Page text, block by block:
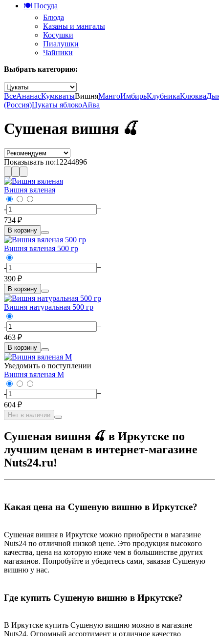
🍽️ Посуда
Блюда
Казаны и мангалы
Косушки
Пиалушки
Чайники
Выбрать категорию:
ВсеАнанасКумкватыВишняМангоИмбирьКлубникаКлюква
(Россия)Цукаты яблокоАйва
Сушеная вишня 🍒
Показывать по:12244896
Вишня вяленая
-
+
734 ₽
В корзину
Вишня вяленая 500 гр
-
+
390 ₽
В корзину
Вишня натуральная 500 гр
-
+
463 ₽
В корзину
Уведомить о поступлении
Вишня вяленая М
-
+
604 ₽
Нет в наличии
Сушеная вишня 🍒 в Иркутске по
лучшим ценам в интернет-магазине
Nuts24.ru!
Какая цена на Сушеную вишню в Иркутске?
Сушеная вишня в Иркутске можно приобрести в магазине
Nuts24 по отличной низкой цене. Это продукция высокого
качества, цена на которую ниже чем в большинстве других
магазинов. Попробуйте и убедитесь сами, заказав Сушеную
вишню у нас.
Где купить Сушеную вишню в Иркутске?
В Иркутске купить Сушеную вишню можно в магазине
Nuts24. Огромный ассортимент и отличное качество